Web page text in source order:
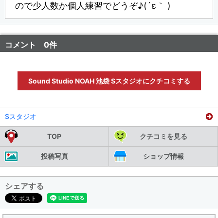
ので少人数か個人練習でどうぞ♪(´ε｀ )
コメント 0件
Sound Studio NOAH 池袋 Sスタジオにクチコミする
Sスタジオ
TOP クチコミを見る
投稿写真 ショップ情報
シェアする